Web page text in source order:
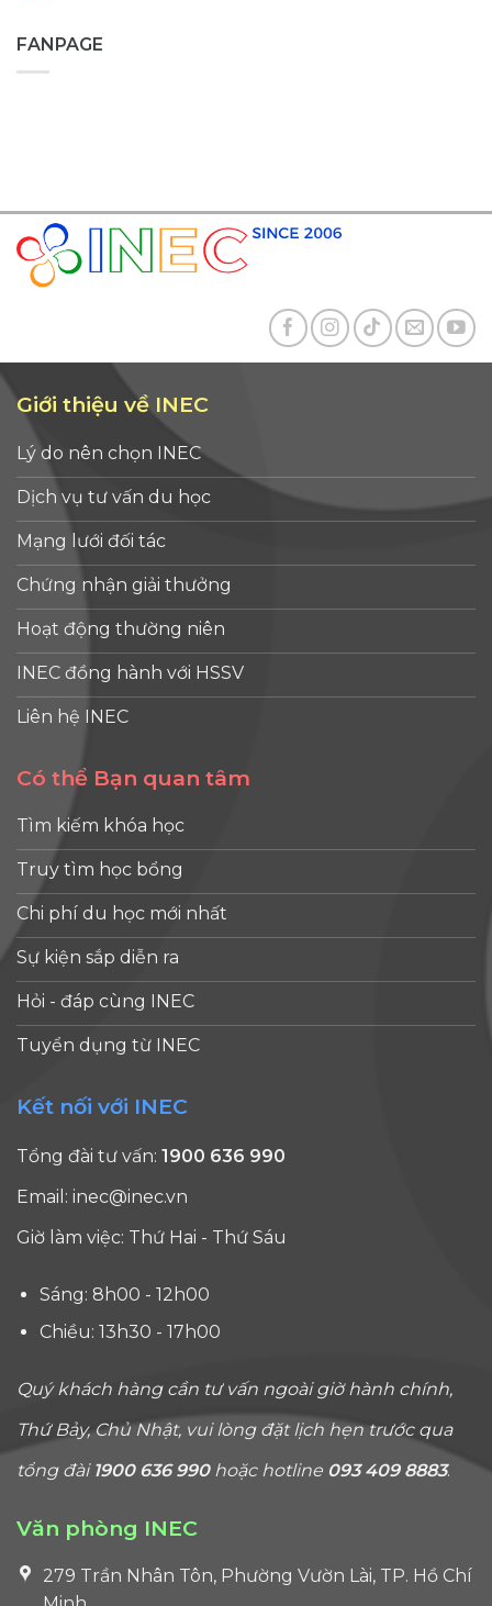
FANPAGE
Giới thiệu về INEC
Lý do nên chọn INEC
Dịch vụ tư vấn du học
Mạng lưới đối tác
Chứng nhận giải thưởng
Hoạt động thường niên
INEC đồng hành với HSSV
Liên hệ INEC
Có thể Bạn quan tâm
Tìm kiếm khóa học
Truy tìm học bổng
Chi phí du học mới nhất
Sự kiện sắp diễn ra
Hỏi - đáp cùng INEC
Tuyển dụng từ INEC
Kết nối với INEC
Tổng đài tư vấn: 1900 636 990
Email: inec@inec.vn
Giờ làm việc: Thứ Hai - Thứ Sáu
Sáng: 8h00 - 12h00
Chiều: 13h30 - 17h00
Quý khách hàng cần tư vấn ngoài giờ hành chính,
Thứ Bảy, Chủ Nhật, vui lòng đặt lịch hẹn trước qua
tổng đài 1900 636 990hoặc hotline 093 409 8883.
Văn phòng INEC
279 Trần Nhân Tôn, Phường Vườn Lài, TP. Hồ Chí